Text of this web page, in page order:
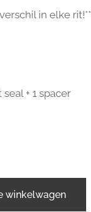
in elke rit!**
+ 1 spacer
winkelwagen